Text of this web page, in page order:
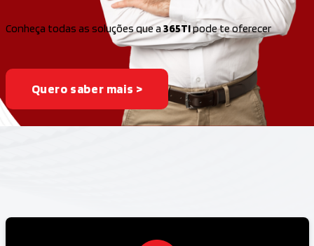
Conheça todas as soluções que a365TIpode te oferecer
Quero saber mais >